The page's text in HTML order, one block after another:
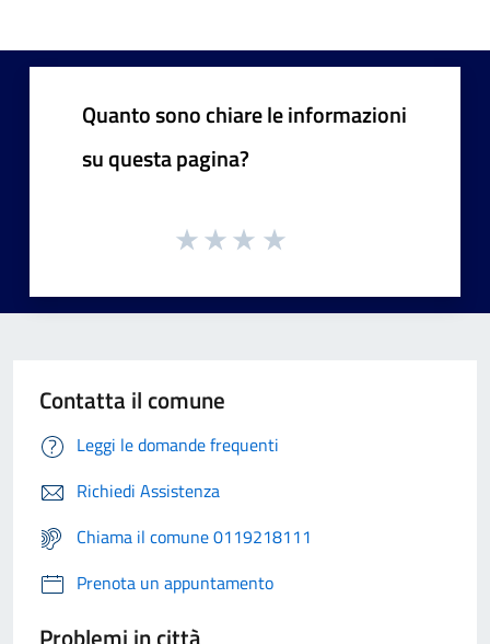
Quanto sono chiare le informazioni
su questa pagina?
Contatta il comune
Leggi le domande frequenti
Richiedi Assistenza
Chiama il comune 0119218111
Prenota un appuntamento